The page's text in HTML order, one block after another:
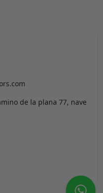
de la plana 77, nave